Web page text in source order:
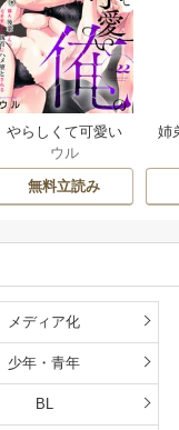
やらしくて可愛い
俺の凛ちゃん。～
隣人後輩くんのイ
キすぎた執着にハ
ウル
無料立読み
姉
メディア化
少年・青年
BL